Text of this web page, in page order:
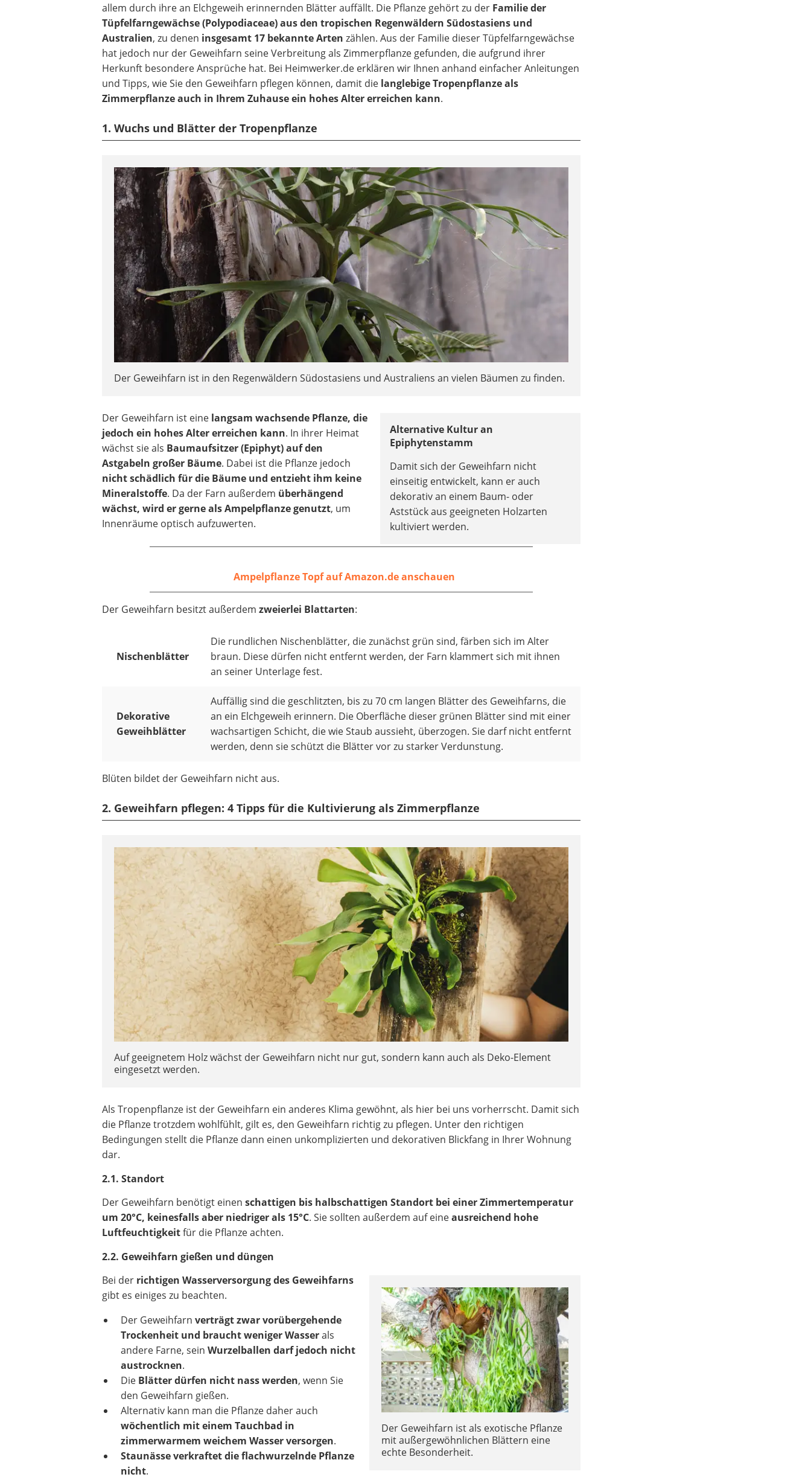
allem durch ihre an Elchgeweih erinnernden Blätter auffällt. Die Pflanze gehört zu der Familie der
Tüpfelfarngewächse (Polypodiaceae) aus den tropischen Regenwäldern Südostasiens und
Australien, zu denen insgesamt 17 bekannte Arten zählen. Aus der Familie dieser Tüpfelfarngewächse
hat jedoch nur der Geweihfarn seine Verbreitung als Zimmerpflanze gefunden, die aufgrund ihrer
Herkunft besondere Ansprüche hat. Bei Heimwerker.de erklären wir Ihnen anhand einfacher Anleitungen
und Tipps, wie Sie den Geweihfarn pflegen können, damit die langlebige Tropenpflanze als
Zimmerpflanze auch in Ihrem Zuhause ein hohes Alter erreichen kann.
1. Wuchs und Blätter der Tropenpflanze
Der Geweihfarn ist in den Regenwäldern Südostasiens und Australiens an vielen Bäumen zu finden.
Alternative Kultur an
Epiphytenstamm
Damit sich der Geweihfarn nicht
einseitig entwickelt, kann er auch
dekorativ an einem Baum- oder
Aststück aus geeigneten Holzarten
kultiviert werden.
Der Geweihfarn ist eine langsam wachsende Pflanze, die
jedoch ein hohes Alter erreichen kann. In ihrer Heimat
wächst sie als Baumaufsitzer (Epiphyt) auf den
Astgabeln großer Bäume. Dabei ist die Pflanze jedoch
nicht schädlich für die Bäume und entzieht ihm keine
Mineralstoffe. Da der Farn außerdem überhängend
wächst, wird er gerne als Ampelpflanze genutzt, um
Innenräume optisch aufzuwerten.
Ampelpflanze Topf auf Amazon.de anschauen
Der Geweihfarn besitzt außerdemzweierlei Blattarten:
Nischenblätter
Die rundlichen Nischenblätter, die zunächst grün sind, färben sich im Alter
braun. Diese dürfen nicht entfernt werden, der Farn klammert sich mit ihnen
an seiner Unterlage fest.
Dekorative
Geweihblätter
Auffällig sind die geschlitzten, bis zu 70 cm langen Blätter des Geweihfarns, die
an ein Elchgeweih erinnern. Die Oberfläche dieser grünen Blätter sind mit einer
wachsartigen Schicht, die wie Staub aussieht, überzogen. Sie darf nicht entfernt
werden, denn sie schützt die Blätter vor zu starker Verdunstung.
Blüten bildet der Geweihfarn nicht aus.
2. Geweihfarn pflegen: 4 Tipps für die Kultivierung als Zimmerpflanze
Auf geeignetem Holz wächst der Geweihfarn nicht nur gut, sondern kann auch als Deko-Element
eingesetzt werden.
Als Tropenpflanze ist der Geweihfarn ein anderes Klima gewöhnt, als hier bei uns vorherrscht. Damit sich
die Pflanze trotzdem wohlfühlt, gilt es, den Geweihfarn richtig zu pflegen. Unter den richtigen
Bedingungen stellt die Pflanze dann einen unkomplizierten und dekorativen Blickfang in Ihrer Wohnung
dar.
2.1. Standort
Der Geweihfarn benötigt einenschattigen bis halbschattigen Standort bei einer Zimmertemperatur
um 20°C, keinesfalls aber niedriger als 15°C. Sie sollten außerdem auf eineausreichend hohe
Luftfeuchtigkeitfür die Pflanze achten.
2.2. Geweihfarn gießen und düngen
Der Geweihfarn ist als exotische Pflanze
mit außergewöhnlichen Blättern eine
echte Besonderheit.
Bei der richtigen Wasserversorgung des Geweihfarns
gibt es einiges zu beachten.
Der Geweihfarn verträgt zwar vorübergehende
Trockenheit und braucht weniger Wasserals
andere Farne, sein Wurzelballen darf jedoch nicht
austrocknen.
Die Blätter dürfen nicht nass werden, wenn Sie
den Geweihfarn gießen.
Alternativ kann man die Pflanze daher auch
wöchentlich mit einem Tauchbad in
zimmerwarmem weichem Wasser versorgen.
Staunässe verkraftet die flachwurzelnde Pflanze
nicht.